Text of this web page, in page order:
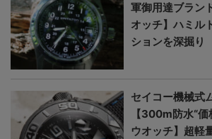
軍御用達ブラン
オッチ】ハミル
ションを深掘り
セイコー機械式
【300m防水“
ウオッチ】超軽